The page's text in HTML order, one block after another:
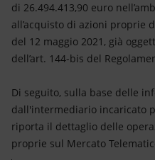
Scenari energetici
di 26.494.413,90 euro
all’acquisto di azioni proprie
del 12 maggio 2021, già
dell’art. 144-bis del
Di seguito, sulla base delle
dall'intermediario incaricato
riporta il dettaglio delle
proprie sul Mercato